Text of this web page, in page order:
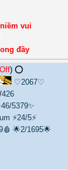
vui
đầy
Off) ⭕️
♡2067♡
/426
5379✨
⚡24/5⚡
🌟2/1695🌟